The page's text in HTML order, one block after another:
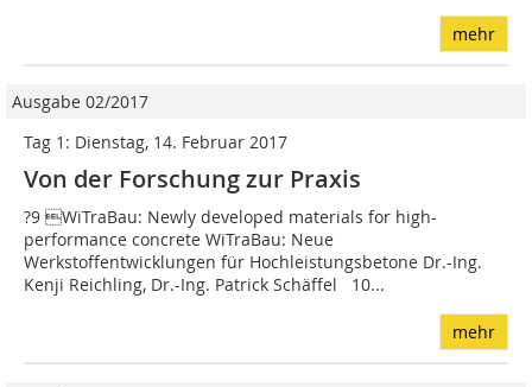
mehr
Ausgabe 02/2017
Tag 1: Dienstag, 14. Februar 2017
Von der Forschung zur Praxis
?9 WiTraBau: Newly developed materials for high-
performance concrete WiTraBau: Neue
Werkstoffentwicklungen für Hochleistungsbetone Dr.-Ing.
Kenji Reichling, Dr.-Ing. Patrick Schäffel 10...
mehr